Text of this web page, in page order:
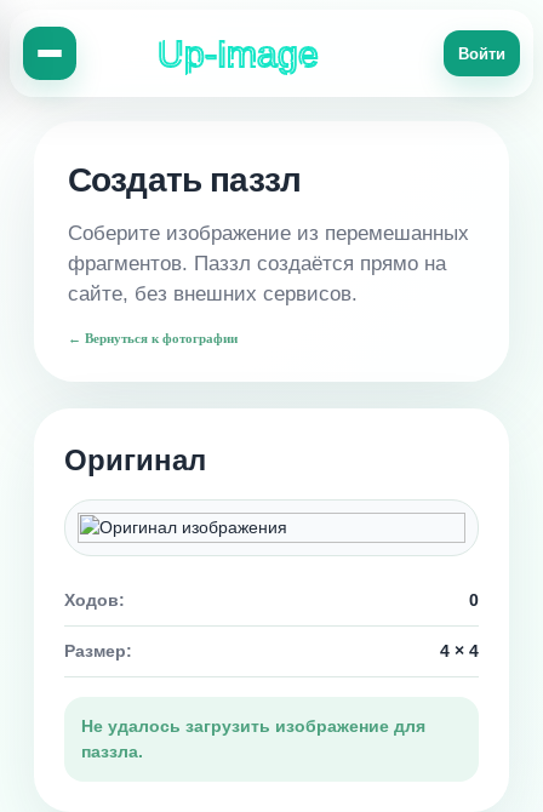
Up-Image Войти
Создать паззл
Соберите изображение из перемешанных
фрагментов. Паззл создаётся прямо на
сайте, без внешних сервисов.
← Вернуться к фотографии
Оригинал
Ходов: 0
Размер: 4 × 4
Не удалось загрузить изображение для
паззла.